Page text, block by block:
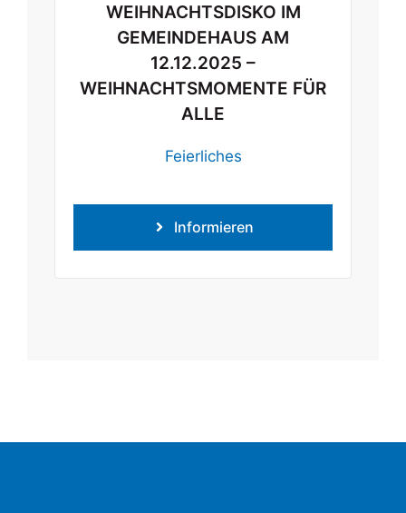
WEIHNACHTSDISKO IM
GEMEINDEHAUS AM
12.12.2025 –
WEIHNACHTSMOMENTE FÜR
ALLE
Feierliches
Informieren